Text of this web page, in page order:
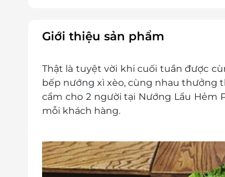
Giới thiệu sản phẩm
Thật là tuyệt vời khi cuối tuần được
bếp nướng xì xèo, cùng nhau thưởng
cẩm cho 2 người tại Nướng Lẩu Hẻm
mỗi khách hàng.